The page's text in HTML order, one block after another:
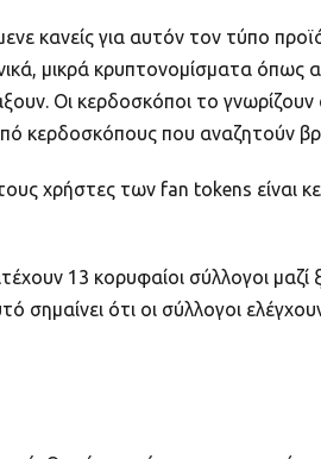
κανείς για αυτόν τον τύπο
μικρά κρυπτονομίσματα
Οι κερδοσκόποι το
κερδοσκόπους που αναζητούν
χρήστες των fan tokens είναι
13 κορυφαίοι σύλλογοι
ότι οι σύλλογοι